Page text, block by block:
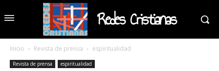
Redes Cristianas
Inicio Revista de prensa espiritualidad
Revista de prensa espiritualidad